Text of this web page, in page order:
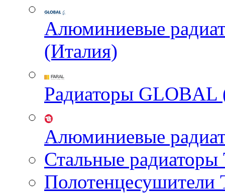
Алюминиевые
(Италия)
Радиаторы GLOBAL
Алюминиевые
Стальные